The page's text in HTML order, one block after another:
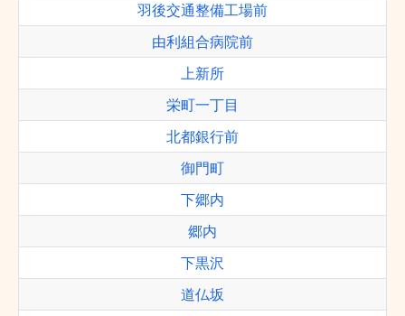
羽後交通整備工場前
由利組合病院前
上新所
栄町一丁目
北都銀行前
御門町
下郷内
郷内
下黒沢
道仏坂